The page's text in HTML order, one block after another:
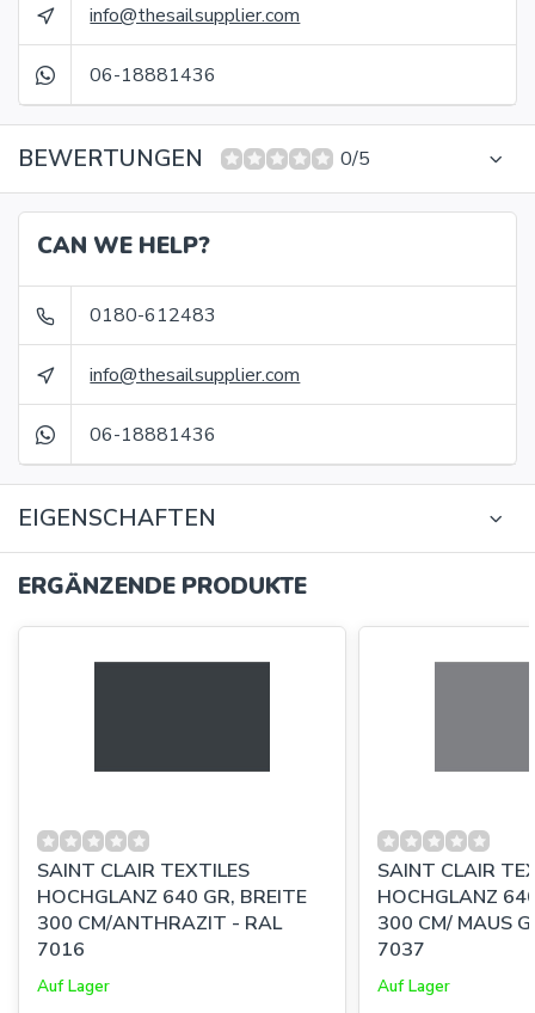
info@thesailsupplier.com
06-18881436
BEWERTUNGEN 0/5
CAN WE HELP?
0180-612483
info@thesailsupplier.com
06-18881436
EIGENSCHAFTEN
ERGÄNZENDE PRODUKTE
SAINT CLAIR TEXTILES
HOCHGLANZ 640 GR, BREITE
300 CM/ANTHRAZIT - RAL
7016
Auf Lager
SAINT CLAIR
HOCHGLANZ
300 CM/ MAUS
7037
Auf Lager